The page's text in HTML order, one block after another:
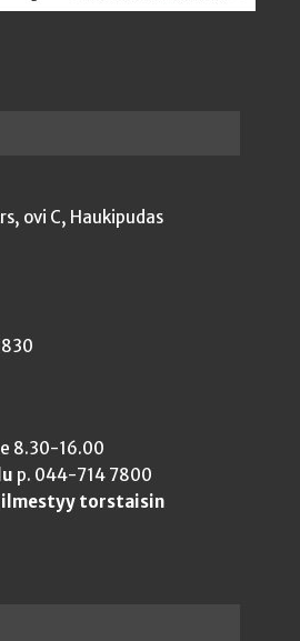
ovi C, Haukipudas
8.30-16.00
p. 044-714 7800
ilmestyy torstaisin